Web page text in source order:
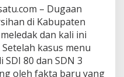
– Dugaan
di Kabupaten
dan kali ini
kasus menu
80 dan SDN 3
oleh fakta baru yang